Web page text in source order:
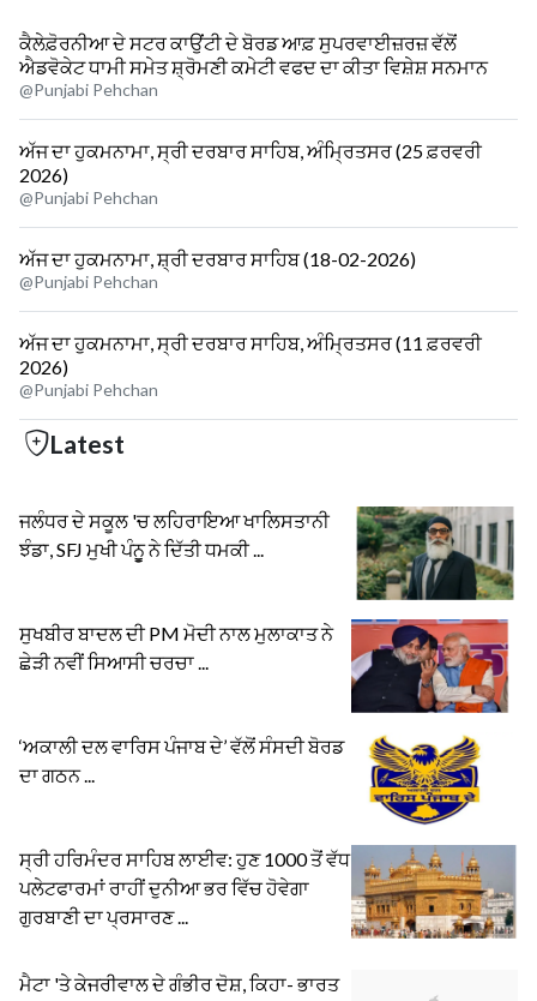
ਕੈਲੇਫ਼ੋਰਨੀਆ ਦੇ ਸਟਰ ਕਾਉਂਟੀ ਦੇ ਬੋਰਡ ਆਫ਼ ਸੁਪਰਵਾਈਜ਼ਰਜ਼ ਵੱਲੋਂ
ਐਡਵੋਕੇਟ ਧਾਮੀ ਸਮੇਤ ਸ਼੍ਰੋਮਣੀ ਕਮੇਟੀ ਵਫਦ ਦਾ ਕੀਤਾ ਵਿਸ਼ੇਸ਼ ਸਨਮਾਨ
@Punjabi Pehchan
ਅੱਜ ਦਾ ਹੁਕਮਨਾਮਾ, ਸ੍ਰੀ ਦਰਬਾਰ ਸਾਹਿਬ, ਅੰਮ੍ਰਿਤਸਰ (25 ਫ਼ਰਵਰੀ
2026)
@Punjabi Pehchan
ਅੱਜ ਦਾ ਹੁਕਮਨਾਮਾ, ਸ਼੍ਰੀ ਦਰਬਾਰ ਸਾਹਿਬ (18-02-2026)
@Punjabi Pehchan
ਅੱਜ ਦਾ ਹੁਕਮਨਾਮਾ, ਸ੍ਰੀ ਦਰਬਾਰ ਸਾਹਿਬ, ਅੰਮ੍ਰਿਤਸਰ (11 ਫ਼ਰਵਰੀ
2026)
@Punjabi Pehchan
Latest
ਜਲੰਧਰ ਦੇ ਸਕੂਲ 'ਚ ਲਹਿਰਾਇਆ ਖਾਲਿਸਤਾਨੀ
ਝੰਡਾ, SFJ ਮੁਖੀ ਪੰਨੂੂ ਨੇ ਦਿੱਤੀ ਧਮਕੀ ...
ਸੁਖਬੀਰ ਬਾਦਲ ਦੀ PM ਮੋਦੀ ਨਾਲ ਮੁਲਾਕਾਤ ਨੇ
ਛੇੜੀ ਨਵੀਂ ਸਿਆਸੀ ਚਰਚਾ ...
‘ਅਕਾਲੀ ਦਲ ਵਾਰਿਸ ਪੰਜਾਬ ਦੇ’ ਵੱਲੋਂ ਸੰਸਦੀ ਬੋਰਡ
ਦਾ ਗਠਨ ...
ਸ੍ਰੀ ਹਰਿਮੰਦਰ ਸਾਹਿਬ ਲਾਈਵ: ਹੁਣ 1000 ਤੋਂ ਵੱਧ
ਪਲੇਟਫਾਰਮਾਂ ਰਾਹੀਂ ਦੁਨੀਆ ਭਰ ਵਿੱਚ ਹੋਵੇਗਾ
ਗੁਰਬਾਣੀ ਦਾ ਪ੍ਰਸਾਰਣ ...
ਮੈਟਾ 'ਤੇ ਕੇਜਰੀਵਾਲ ਦੇ ਗੰਭੀਰ ਦੋਸ਼, ਕਿਹਾ- ਭਾਰਤ